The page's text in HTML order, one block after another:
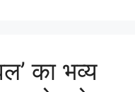
का भव्य